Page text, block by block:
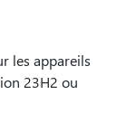
les appareils
23H2 ou